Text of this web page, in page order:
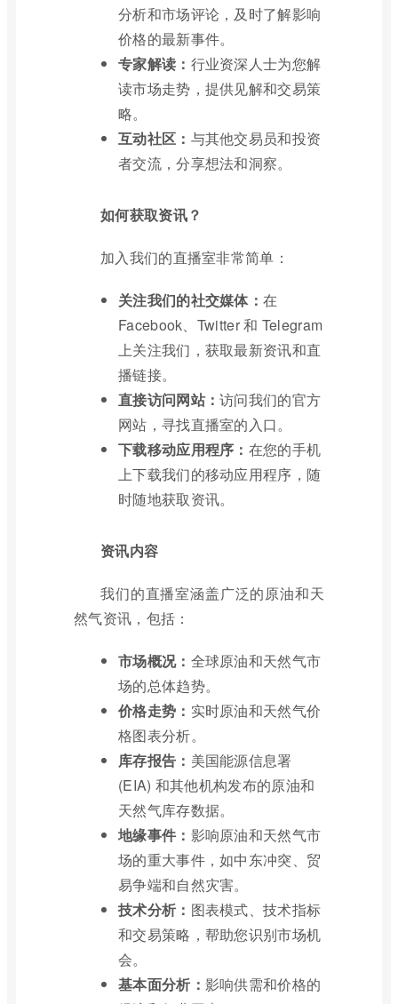
分析和市场评论，及时了解影响
价格的最新事件。
专家解读： 行业资深人士为您解
读市场走势，提供见解和交易策
略。
互动社区： 与其他交易员和投资
者交流，分享想法和洞察。
如何获取资讯？
加入我们的直播室非常简单：
关注我们的社交媒体： 在
Facebook、Twitter 和 Telegram
上关注我们，获取最新资讯和直
播链接。
直接访问网站：访问我们的官方
网站，寻找直播室的入口。
下载移动应用程序： 在您的手机
上下载我们的移动应用程序，随
时随地获取资讯。
资讯内容
我们的直播室涵盖广泛的原油和天
然气资讯，包括：
市场概况： 全球原油和天然气市
场的总体趋势。
价格走势： 实时原油和天然气价
格图表分析。
库存报告： 美国能源信息署
(EIA) 和其他机构发布的原油和
天然气库存数据。
地缘事件： 影响原油和天然气市
场的重大事件，如中东冲突、贸
易争端和自然灾害。
技术分析： 图表模式、技术指标
和交易策略，帮助您识别市场机
会。
基本面分析： 影响供需和价格的